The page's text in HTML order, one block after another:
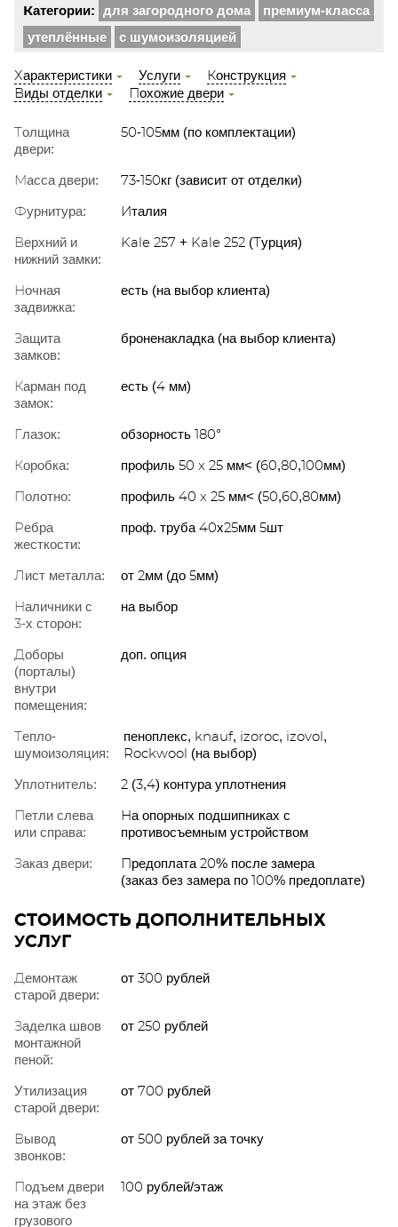
Категории: для загородного дома
премиум-класса
утеплённые
с шумоизоляцией
Характеристики Услуги
Конструкция
Виды отделки
Похожие двери
Толщина
двери:
50-105мм (по комплектации)
Масса двери:
73-150кг (зависит от отделки)
Фурнитура:
Италия
Верхний и
нижний замки:
Kale 257 + Kale 252 (Турция)
Ночная
задвижка:
есть (на выбор клиента)
Защита
замков:
броненакладка (на выбор клиента)
Карман под
замок:
есть (4 мм)
Глазок:
обзорность 180°
Коробка:
профиль 50 x 25 мм< (60,80,100мм)
Полотно:
профиль 40 x 25 мм< (50,60,80мм)
Ребра
жесткости:
проф. труба 40х25мм 5шт
Лист металла:
от 2мм (до 5мм)
Наличники с
3-х сторон:
на выбор
Доборы
(порталы)
внутри
помещения:
доп. опция
Тепло-
шумоизоляция:
пеноплекс, knauf, izoroc, izovol,
Rockwool (на выбор)
Уплотнитель:
2 (3,4) контура уплотнения
Петли слева
или справа:
На опорных подшипниках с
противосъемным устройством
Заказ двери:
Предоплата 20% после замера
(заказ без замера по 100% предоплате)
СТОИМОСТЬ ДОПОЛНИТЕЛЬНЫХ
УСЛУГ
Демонтаж
старой двери:
от 300 рублей
Заделка швов
монтажной
пеной:
от 250 рублей
Утилизация
старой двери:
от 700 рублей
Вывод
звонков:
от 500 рублей за точку
Подъем двери
на этаж без
грузового
100 рублей/этаж